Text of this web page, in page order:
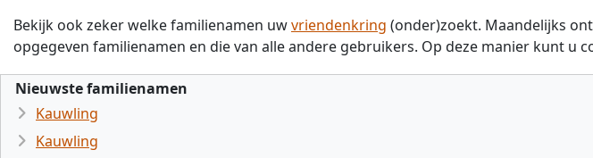
Bekijk ook zeker welke familienamen uwvriendenkring (onder)zoekt. Maandelijks
opgegeven familienamen en die van alle andere gebruikers. Op deze manier kunt u
Nieuwste familienamen
Kauwling
Kauwling